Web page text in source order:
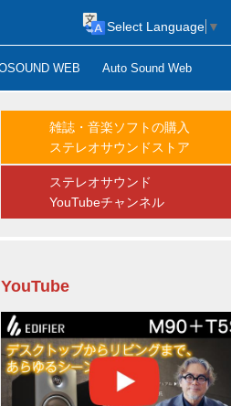
WEB Auto Sound Web
Select Language ▼
雑誌・音楽ソフトの購入
ステレオサウンドストア
ステレオサウンド
YouTubeチャンネル
YouTube